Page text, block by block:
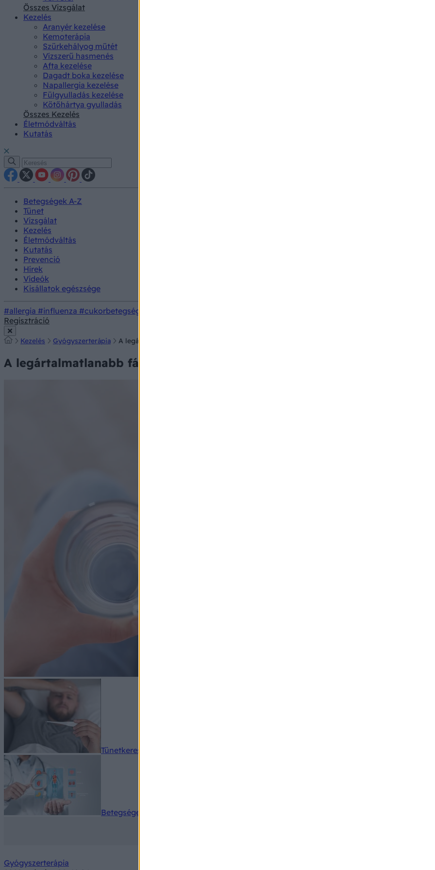
Összes Vizsgálat
Kezelés
Aranyér kezelése
Kemoterápia
Szürkehályog műtét
Vízszerű hasmenés
Afta kezelése
Dagadt boka kezelése
Napallergia kezelése
Fülgyulladás kezelése
Kötőhártya gyulladás
Összes Kezelés
Életmódváltás
Kutatás
Betegségek A-Z
Tünet
Vizsgálat
Kezelés
Életmódváltás
Kutatás
Prevenció
Hírek
Videók
Kisállatok egészsége
#allergia #influenza #cukorbetegség
Regisztráció
Kezelés Gyógyszerterápia A legártalmatlanabb fájdalomcsillapító? Amit a paracetamolról sokan rosszul tudnak
A legártalmatlanabb fájdalomcsillapító? Amit a paracetamolról sokan
Tünetkereső
Betegségek A-Z
Gyógyszerterápia